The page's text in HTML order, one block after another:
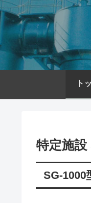
ト
特定施設
SG-